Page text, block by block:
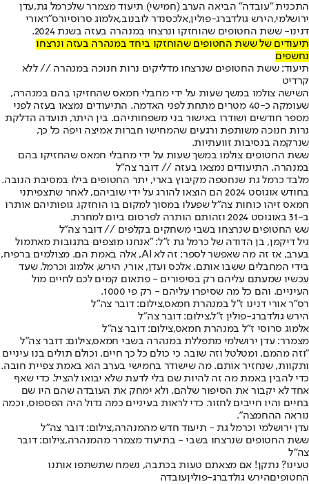
התכנית "עובדה" הביאה הערב (חמישי) תיעוד מצמרר שלכרמל גת,עדן
ירושלמי,הירש גולדברג-פולין,אלכסנדר לובנוב,אלמוג סרוסיורס"ראורי
דנינו- ששת החטופים שהוחזקו ונרצחו במנהרה בעזה בשנת 2024.
תיעודים של ששת החטופים שהוחזקו ביחד במנהרה בעזה ונרצחו
נחשפים
תיעוד: ששת החטופים שנרצחו מדליקים נרות חנוכה במנהרה // ללא
קרדיט
השישה צולמו במשך שעות על ידי מחבלי חמאס שהחזיקו בהם במנהרה,
שעומקה כ-40 מטרים מתחת לפני האדמה. התיעודים נמצאו בעזה לפני
מספר חודשים ושודרו באישור בני משפחותיהם. בין היתר, תועדה הדלקת
נרות חנוכה משותפת ורגעים שהמחישו חברות אמיצה ויפה כל כך,
שנרקמה בנסיבות זוועתיות.
ששת החטופים צולמו במשך שעות על ידי מחבלי חמאס שהחזיקו בהם
במנהרה, התיעודים נמצאו בעזה // דובר צה"ל
מלבד כרמל גת שנחטפה מקיבוץ בארי, יתר החטופים בילו במסיבת הנובה.
בחודש אוגוסט 2024 הם הוצאו להורג על ידי שוביהם, לאחר שתצפיתני
חמאס זיהו כוחות צה"ל שפעלו במסוך למקום בו הוחזקו. גופותיהם אותרו
ב-31 באוגוסט 2024 וזהותם הותרה לפרסום ביום למחרת.
שש החטופים שנרצחו בשבי משחקים בקלפים // דובר צה"ל
גיל דיקמן, בן הדודה של כרמל גת ז"ל: "אנחנו מוצפים בתגובות מאתמול
בערב, אז זה מה שאפשר לספר: זה לא AI, אלה באמת הם. מצולמים ברפיח,
בידי המחבלים ששבו אותם. אלכס ועדן, אורי, הירש, אלמוג וכרמל, שעד
עכשיו שמעתם עליהם רק בסיפורים - פתאום קמים לכם לחיים מול
העיניים. והם כל מה שסיפרו עליהם - רק פי 1000.
רס"ר אורי דנינו ז"ל במנהרת חמאס,צילום: דובר צה"ל
הירש גולדברג-פולין ז"ל,צילום: דובר צה"ל
אלמוג סרוסי ז"ל במנהרת חמאס,צילום: דובר צה"ל
מצמרר: עדן ירושלמי מתפללת במנהרה בשבי חמאס,צילום: דובר צה"ל
"וזה מהמם, ומטלטל וזה שובר. כי כולם כל כך חיים, וכולם תולים בנו עיניים
ותקוות, שנחזיר אותם. מה שישודר בחמישי בערב הוא באמת צפיית חובה.
כדי להבין באמת מה זה להיות שם בלי לדעת שלא יבואו להציל. כדי שאף
אחד לא יקבור את הסיפור שלהם, ולא ימחק את העובדה שהם היו שם
בחיים והיו חייבים לחזור. כדי לראות בעיניים כמה גדול היה הפספוס, וכמה
נוראה ההחמצה".
עדן ירושלמי וכרמל גת - תיעוד חדש מהמנהרה,צילום: דובר צה"ל
ששת החטופים שנרצחו בשבי - בתיעוד מצמרר מהמנהרה,צילום: דובר
צה"ל
טעינו? נתקן! אם מצאתם טעות בכתבה, נשמח שתשתפו אותנו
החטופיםהירש גולדברג-פוליןעובדה